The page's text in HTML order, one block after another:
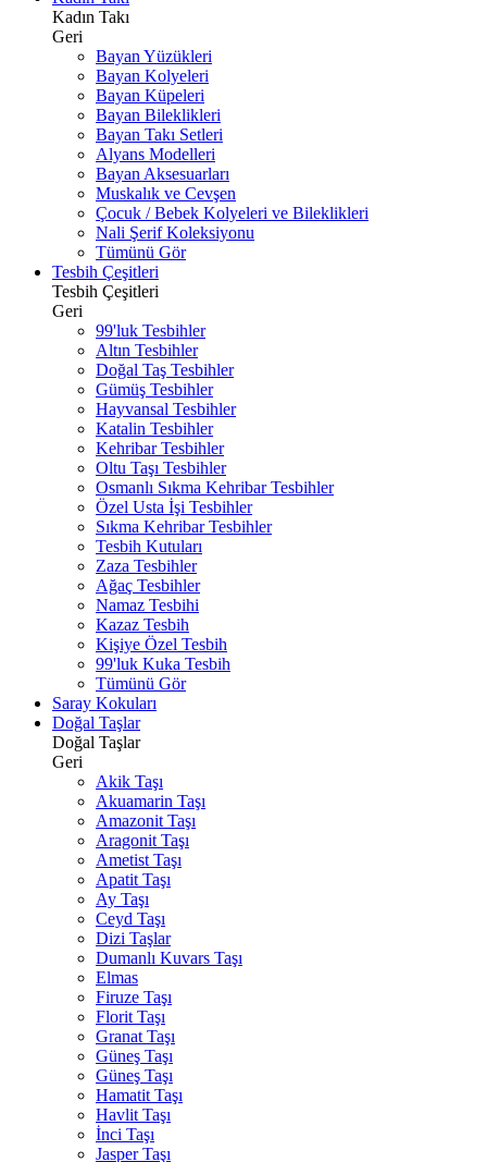
Kadın Takı
Geri
Bayan Yüzükleri
Bayan Kolyeleri
Bayan Küpeleri
Bayan Bileklikleri
Bayan Takı Setleri
Alyans Modelleri
Bayan Aksesuarları
Muskalık ve Cevşen
Çocuk / Bebek Kolyeleri ve Bileklikleri
Nali Şerif Koleksiyonu
Tümünü Gör
Tesbih Çeşitleri
Tesbih Çeşitleri
Geri
99'luk Tesbihler
Altın Tesbihler
Doğal Taş Tesbihler
Gümüş Tesbihler
Hayvansal Tesbihler
Katalin Tesbihler
Kehribar Tesbihler
Oltu Taşı Tesbihler
Osmanlı Sıkma Kehribar Tesbihler
Özel Usta İşi Tesbihler
Sıkma Kehribar Tesbihler
Tesbih Kutuları
Zaza Tesbihler
Ağaç Tesbihler
Namaz Tesbihi
Kazaz Tesbih
Kişiye Özel Tesbih
99'luk Kuka Tesbih
Tümünü Gör
Saray Kokuları
Doğal Taşlar
Doğal Taşlar
Geri
Akik Taşı
Akuamarin Taşı
Amazonit Taşı
Aragonit Taşı
Ametist Taşı
Apatit Taşı
Ay Taşı
Ceyd Taşı
Dizi Taşlar
Dumanlı Kuvars Taşı
Elmas
Firuze Taşı
Florit Taşı
Granat Taşı
Güneş Taşı
Güneş Taşı
Hamatit Taşı
Havlit Taşı
İnci Taşı
Jasper Taşı